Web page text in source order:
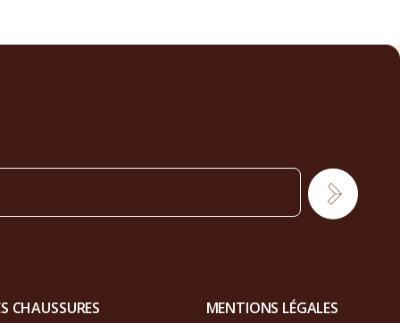
CHAUSSURES MENTIONS LÉGALES